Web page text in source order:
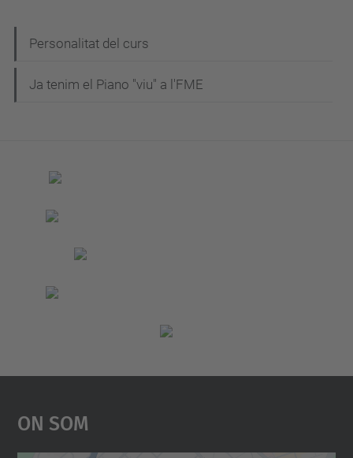
a
v
Personalitat del curs
Ja tenim el Piano "viu" a l'FME
On Som